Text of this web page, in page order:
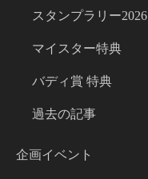
スタンプラリー2026
マイスター特典
バディ賞 特典
過去の記事
企画イベント